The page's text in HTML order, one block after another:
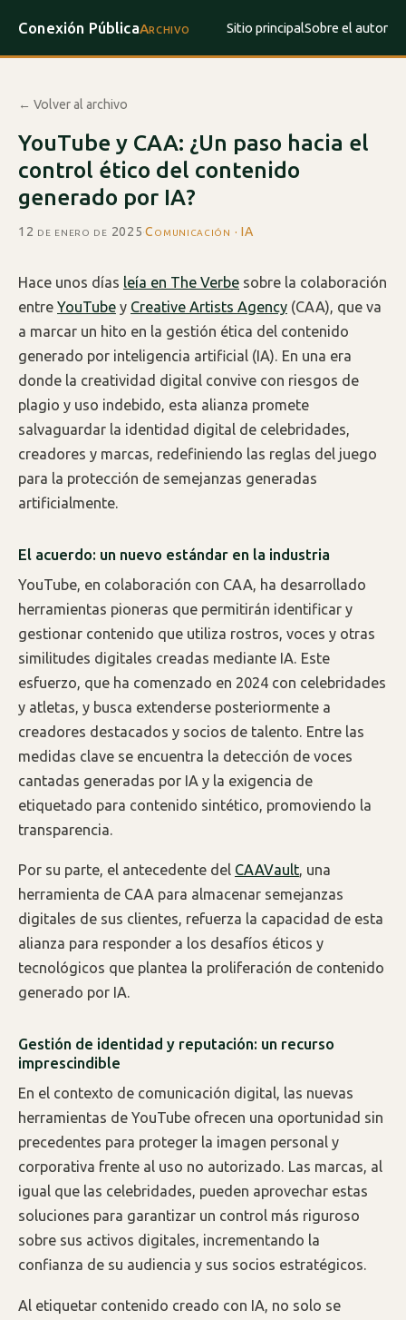
Conexión PúblicaArchivo Sitio principalSobre el autor
← Volver al archivo
YouTube y CAA: ¿Un paso hacia el
control ético del contenido
generado por IA?
12 de enero de 2025·Comunicación · IA
Hace unos días leía en The Verbe sobre la colaboración
entre YouTube y Creative Artists Agency (CAA), que va
a marcar un hito en la gestión ética del contenido
generado por inteligencia artificial (IA). En una era
donde la creatividad digital convive con riesgos de
plagio y uso indebido, esta alianza promete
salvaguardar la identidad digital de celebridades,
creadores y marcas, redefiniendo las reglas del juego
para la protección de semejanzas generadas
artificialmente.
El acuerdo: un nuevo estándar en la industria
YouTube, en colaboración con CAA, ha desarrollado
herramientas pioneras que permitirán identificar y
gestionar contenido que utiliza rostros, voces y otras
similitudes digitales creadas mediante IA. Este
esfuerzo, que ha comenzado en 2024 con celebridades
y atletas, y busca extenderse posteriormente a
creadores destacados y socios de talento. Entre las
medidas clave se encuentra la detección de voces
cantadas generadas por IA y la exigencia de
etiquetado para contenido sintético, promoviendo la
transparencia.
Por su parte, el antecedente del CAAVault, una
herramienta de CAA para almacenar semejanzas
digitales de sus clientes, refuerza la capacidad de esta
alianza para responder a los desafíos éticos y
tecnológicos que plantea la proliferación de contenido
generado por IA.
Gestión de identidad y reputación: un recurso
imprescindible
En el contexto de comunicación digital, las nuevas
herramientas de YouTube ofrecen una oportunidad sin
precedentes para proteger la imagen personal y
corporativa frente al uso no autorizado. Las marcas, al
igual que las celebridades, pueden aprovechar estas
soluciones para garantizar un control más riguroso
sobre sus activos digitales, incrementando la
confianza de su audiencia y sus socios estratégicos.
Al etiquetar contenido creado con IA, no solo se